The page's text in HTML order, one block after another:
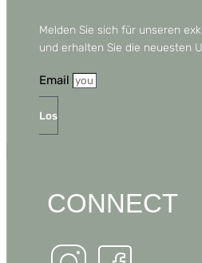
Melden Sie sich für unseren
und erhalten Sie die neuesten
Email
Los
CONNECT